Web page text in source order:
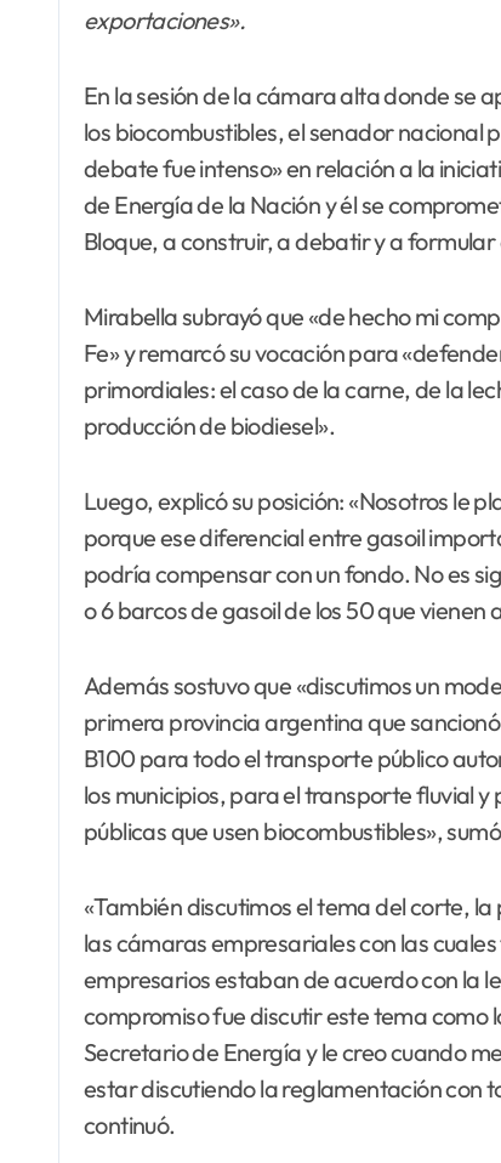
exportaciones».
En la sesión de la cámara alta donde se
los biocombustibles, el senador nacional
debate fue intenso» en relación a la
de Energía de la Nación y él se
Bloque, a construir, a debatir y a
Mirabella subrayó que «de hecho mi
Fe» y remarcó su vocación para
primordiales: el caso de la carne, de la
producción de biodiesel».
Luego, explicó su posición: «Nosotros le
porque ese diferencial entre gasoil
podría compensar con un fondo. No es
o 6 barcos de gasoil de los 50 que
Además sostuvo que «discutimos un
primera provincia argentina que
B100 para todo el transporte público
los municipios, para el transporte fluvial
públicas que usen biocombustibles»,
«También discutimos el tema del corte,
las cámaras empresariales con las
empresarios estaban de acuerdo con la
compromiso fue discutir este tema como
Secretario de Energía y le creo cuando
estar discutiendo la reglamentación con
continuó.